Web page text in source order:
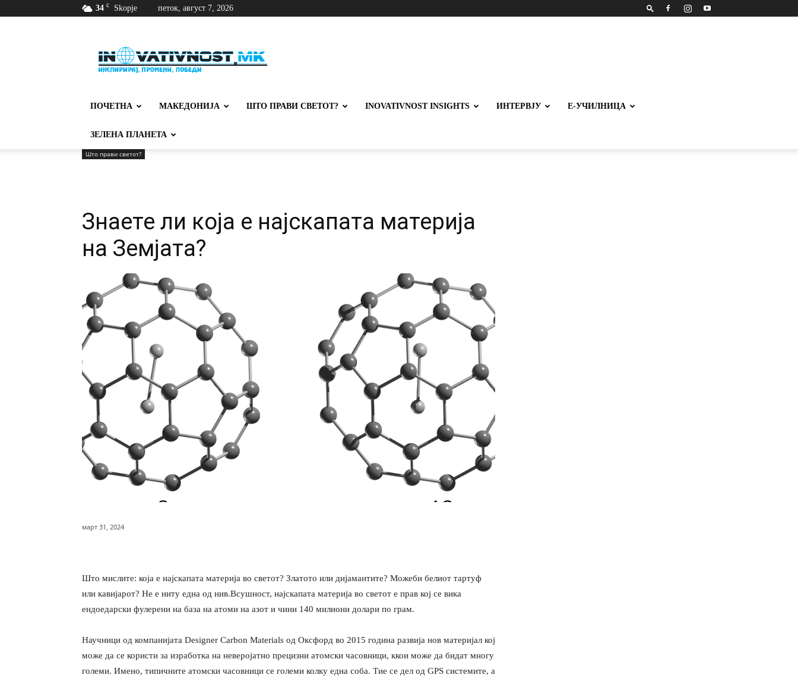
34 C Skopje петок, август 7, 2026
ПОЧЕТНА МАКЕДОНИЈА ШТО ПРАВИ СВЕТОТ? INOVATIVNOST INSIGHTS ИНТЕРВЈУ Е-УЧИЛНИЦА
ЗЕЛЕНА ПЛАНЕТА
Што прави светот?
Знаете ли која е најскапата материја
на Земјата?
март 31, 2024
Што мислите: која е најскапата материја во светот? Златото или дијамантите? Можеби белиот тартуф
или кавијарот? Не е ниту една од нив.Всушност, најскапата материја во светот е прав кој се вика
ендоедарски фулерени на база на атоми на азот и чини 140 милиони долари по грам.
Научници од компанијата Designer Carbon Materials од Оксфорд во 2015 година развија нов материјал кој
може да се користи за изработка на неверојатно прецизни атомски часовници, ккои може да бидат многу
големи. Имено, типичните атомски часовници се големи колку една соба. Тие се дел од GPS системите, а